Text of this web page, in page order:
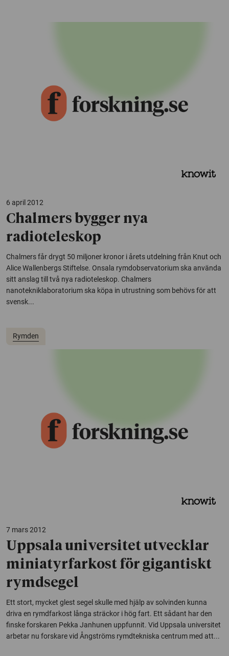
6 april 2012
Chalmers bygger nya
radioteleskop
Chalmers får drygt 50 miljoner kronor i årets utdelning från Knut och
Alice Wallenbergs Stiftelse. Onsala rymdobservatorium ska använda
sitt anslag till två nya radioteleskop. Chalmers
nanotekniklaboratorium ska köpa in utrustning som behövs för att
svensk...
Rymden
7 mars 2012
Uppsala universitet utvecklar
miniatyrfarkost för gigantiskt
rymdsegel
Ett stort, mycket glest segel skulle med hjälp av solvinden kunna
driva en rymdfarkost långa sträckor i hög fart. Ett sådant har den
finske forskaren Pekka Janhunen uppfunnit. Vid Uppsala universitet
arbetar nu forskare vid Ångströms rymdtekniska centrum med att...